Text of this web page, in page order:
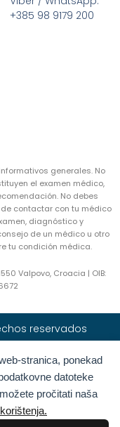
stranica, ponekad
datoteke
pročitati naša
+385 98 9179 200
generales. No
el examen médico,
No debes
contactar con tu médico
diagnóstico y
de un médico u otro
tu condición médica.
Valpovo, Croacia | OIB:
reservados
(Inglés)
(Polaco)
Italiano
(Francés)